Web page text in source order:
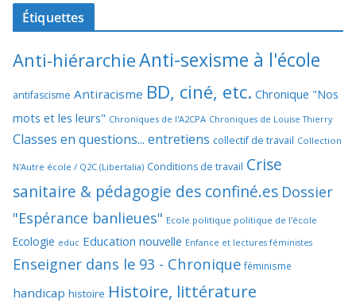
Étiquettes
Anti-hiérarchieAnti-sexisme à l'école
antifascisme Antiracisme BD, ciné, etc. Chronique "Nos
mots et les leurs" Chroniques de l'A2CPA Chroniques de Louise Thierry
Classes en questions... entretiens collectif de travail Collection
N'Autre école / Q2C (Libertalia) Conditions de travail Crise
sanitaire & pédagogie des confiné.es Dossier
"Espérance banlieues" Ecole politique politique de l'école
Ecologie educ Education nouvelle Enfance et lectures féministes
Enseigner dans le 93 - Chronique féminisme
handicap histoire Histoire, littérature